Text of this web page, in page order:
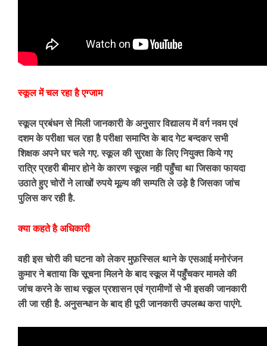
स्कूल में चल रहा है एग्जाम
स्कूल प्रबंधन से मिली जानकारी के अनुसार विद्यालय में वर्ग नवम एवं
दशम के परीक्षा चल रहा है परीक्षा समाप्ति के बाद गेट बन्दकर सभी
शिक्षक अपने घर चले गए. स्कूल की सुरक्षा के लिए नियुक्त किये गए
रात्रि प्रहरी बीमार होने के कारण स्कूल नही पहुँचा था जिसका फायदा
उठाते हुए चोरों ने लाखों रुपये मूल्य की सम्पति ले उड़े है जिसका जांच
पुलिस कर रही है.
क्या कहते है अधिकारी
वही इस चोरी की घटना को लेकर मुफ़स्सिल थाने के एसआई मनोरंजन
कुमार ने बताया कि सूचना मिलने के बाद स्कूल में पहुँचकर मामले की
जांच करने के साथ स्कूल प्रशासन एवं ग्रामीणों से भी इसकी जानकारी
ली जा रही है. अनुसन्धान के बाद ही पूरी जानकारी उपलब्ध करा पाएंगे.